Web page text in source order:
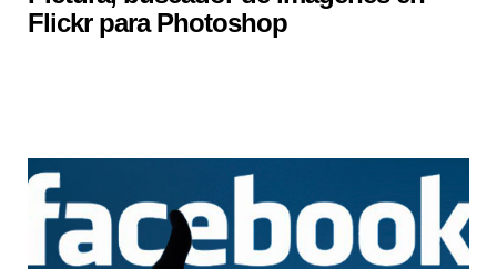
Flickr para Photoshop